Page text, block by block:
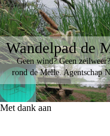
Wandelpad de
Geen wind? Geen
rond de Melle. Agentschap
Met dank aan